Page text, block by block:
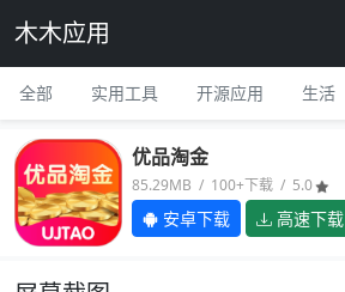
木木应用
全部 实用工具 开源应用 生活
优品淘金
85.29MB / 100+下载 / 5.0
安卓下载 高速下载